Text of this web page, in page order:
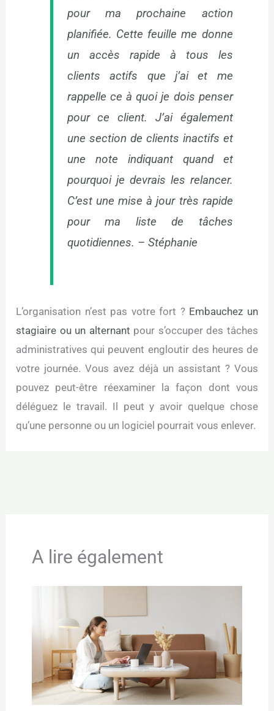
pour ma prochaine action
planifiée. Cette feuille me donne
un accès rapide à tous les
clients actifs que j’ai et me
rappelle ce à quoi je dois penser
pour ce client. J’ai également
une section de clients inactifs et
une note indiquant quand et
pourquoi je devrais les relancer.
C’est une mise à jour très rapide
pour ma liste de tâches
quotidiennes. – Stéphanie
L’organisation n’est pas votre fort ? Embauchez un
stagiaire ou un alternant pour s’occuper des tâches
administratives qui peuvent engloutir des heures de
votre journée. Vous avez déjà un assistant ? Vous
pouvez peut-être réexaminer la façon dont vous
déléguez le travail. Il peut y avoir quelque chose
qu’une personne ou un logiciel pourrait vous enlever.
A lire également